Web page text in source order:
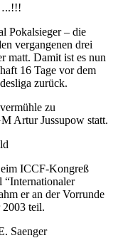
Pokalsieger – die
vergangenen drei
matt. Damit ist es nun
16 Tage vor dem
zurück.
zu
Artur Jussupow statt.
ICCF-Kongreß
“Internationaler
er an der Vorrunde
2003 teil.
Saenger